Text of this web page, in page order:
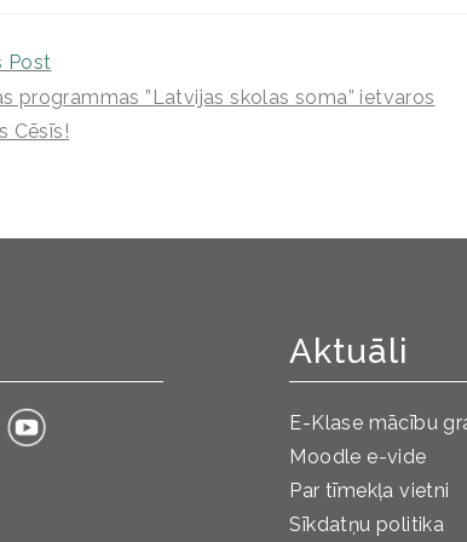
Post
programmas ”Latvijas skolas soma” ietvaros
Cēsīs!
Aktuāli
E-Klase mācību
Moodle e-vide
Par tīmekļa vietni
Sīkdatņu politika